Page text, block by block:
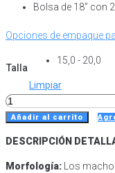
Bolsa de 18” con
Opciones de empaque
Talla
15,0 - 20,0
Limpiar
Crenicichla
Lugubris
Añadir al carrito
DESCRIPCIÓN
Morfología: Los